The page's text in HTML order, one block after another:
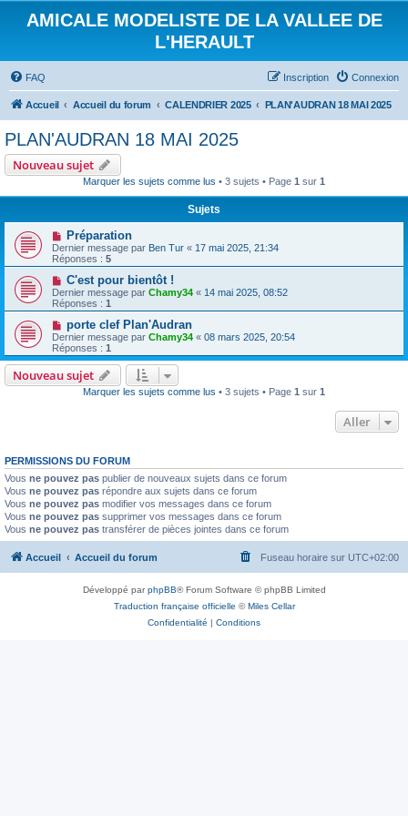
AMICALE MODELISTE DE LA VALLEE DE
L'HERAULT
FAQ Connexion
Inscription
Accueil Accueil du forum CALENDRIER 2025 PLAN'AUDRAN 18 MAI 2025
PLAN'AUDRAN 18 MAI 2025
Nouveau sujet
Marquer les sujets comme lus • 3 sujets • Page 1 sur 1
Sujets
Préparation
Dernier message par Ben Tur « 17 mai 2025, 21:34
Réponses : 5
C'est pour bientôt !
Dernier message par Chamy34 « 14 mai 2025, 08:52
Réponses : 1
porte clef Plan'Audran
Dernier message par Chamy34 « 08 mars 2025, 20:54
Réponses : 1
Nouveau sujet
Marquer les sujets comme lus • 3 sujets • Page 1 sur 1
Aller
PERMISSIONS DU FORUM
Vous ne pouvez pas publier de nouveaux sujets dans ce forum
Vous ne pouvez pas répondre aux sujets dans ce forum
Vous ne pouvez pas modifier vos messages dans ce forum
Vous ne pouvez pas supprimer vos messages dans ce forum
Vous ne pouvez pas transférer de pièces jointes dans ce forum
Accueil Accueil du forum Fuseau horaire sur UTC+02:00
Développé parphpBB® Forum Software © phpBB Limited
Traduction française officielle ©Miles Cellar
Confidentialité | Conditions